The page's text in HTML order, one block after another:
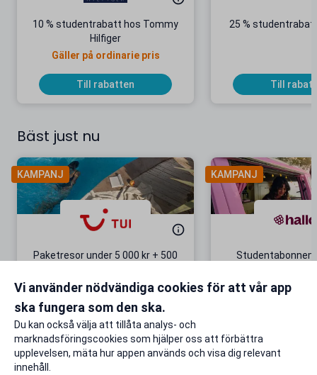
10 % studentrabatt hos Tommy
Hilfiger
Gäller på ordinarie pris
Till rabatten
25 %
Till
Bäst just nu
KAMPANJ
Paketresor under 5 000 kr + 500
Gäller även på redan prissänkta
Till rabatten
KAMPANJ
+ 20 GB
Vi använder nödvändiga cookies för att vår app
ska fungera som den ska.
Du kan också välja att tillåta analys- och
marknadsföringscookies som hjälper oss att förbättra
upplevelsen, mäta hur appen används och visa dig relevant
innehåll.